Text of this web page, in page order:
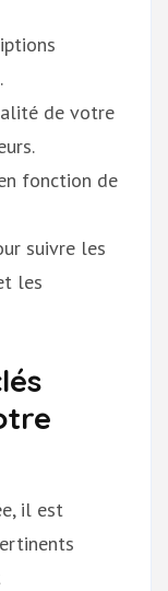
de votre
fonction de
suivre les
les
il est